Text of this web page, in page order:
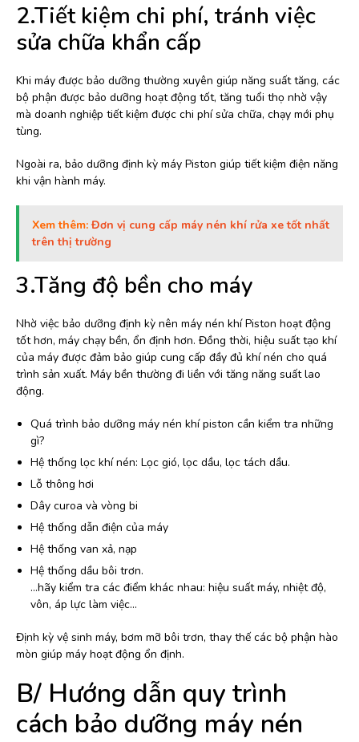
2.Tiết kiệm chi phí, tránh việc
sửa chữa khẩn cấp
Khi máy được bảo dưỡng thường xuyên giúp năng suất tăng, các
bộ phận được bảo dưỡng hoạt động tốt, tăng tuổi thọ nhờ vậy
mà doanh nghiệp tiết kiệm được chi phí sửa chữa, chạy mới phụ
tùng.
Ngoài ra, bảo dưỡng định kỳ máy Piston giúp tiết kiệm điện năng
khi vận hành máy.
Xem thêm: Đơn vị cung cấp máy nén khí rửa xe tốt nhất
trên thị trường
3.Tăng độ bền cho máy
Nhờ việc bảo dưỡng định kỳ nên máy nén khí Piston hoạt động
tốt hơn, máy chạy bền, ổn định hơn. Đồng thời, hiệu suất tạo khí
của máy được đảm bảo giúp cung cấp đầy đủ khí nén cho quá
trình sản xuất. Máy bền thường đi liền với tăng năng suất lao
động.
Quá trình bảo dưỡng máy nén khí piston cần kiểm tra những
gì?
Hệ thống lọc khí nén: Lọc gió, lọc dầu, lọc tách dầu.
Lỗ thông hơi
Dây curoa và vòng bi
Hệ thống dẫn điện của máy
Hệ thống van xả, nạp
Hệ thống dầu bôi trơn.
…hãy kiểm tra các điểm khác nhau: hiệu suất máy, nhiệt độ,
vôn, áp lực làm việc…
Định kỳ vệ sinh máy, bơm mỡ bôi trơn, thay thế các bộ phận hào
mòn giúp máy hoạt động ổn định.
B/ Hướng dẫn quy trình
cách bảo dưỡng máy nén